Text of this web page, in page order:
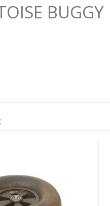
BUGGY